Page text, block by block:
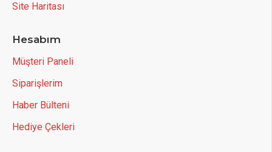
Site Haritası
Hesabım
Müşteri Paneli
Siparişlerim
Haber Bülteni
Hediye Çekleri